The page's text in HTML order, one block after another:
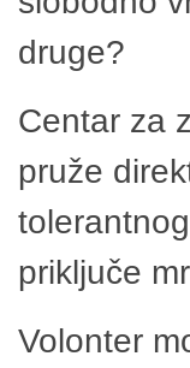
druge?
Centar za
pruže
priključe
Volonter